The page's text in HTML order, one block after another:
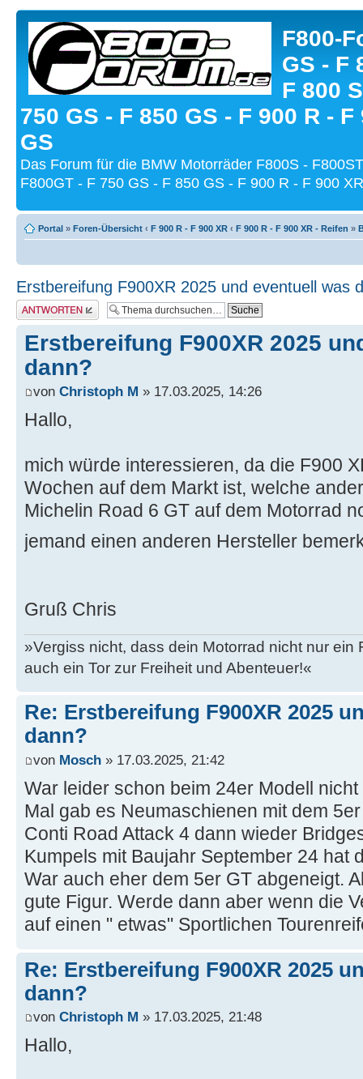
F800-
GS - F
F 800
750 GS - F 850 GS - F 900 R - F
GS
Das Forum für die BMW Motorräder F800S -
F800GT - F 750 GS - F 850 GS - F 900 R - F 900
Portal » Foren-Übersicht ‹ F 900 R - F 900 XR ‹ F 900 R - F 900 XR - Reifen »
Erstbereifung F900XR 2025 und eventuell was
Antwort schreiben
Erstbereifung F900XR 2025
dann?
von Christoph M » 17.03.2025, 14:26
Hallo,
mich würde interessieren, da die F900
Wochen auf dem Markt ist, welche
Michelin Road 6 GT auf dem Motorrad
jemand einen anderen Hersteller
Gruß Chris
»Vergiss nicht, dass dein Motorrad nicht nur
auch ein Tor zur Freiheit und Abenteuer!«
Re: Erstbereifung F900XR 2025
dann?
von Mosch » 17.03.2025, 21:42
War leider schon beim 24er Modell
Mal gab es Neumaschienen mit dem
Conti Road Attack 4 dann wieder
Kumpels mit Baujahr September 24 hat
War auch eher dem 5er GT abgeneigt.
gute Figur. Werde dann aber wenn die
auf einen " etwas" Sportlichen
Re: Erstbereifung F900XR 2025
dann?
von Christoph M » 17.03.2025, 21:48
Hallo,